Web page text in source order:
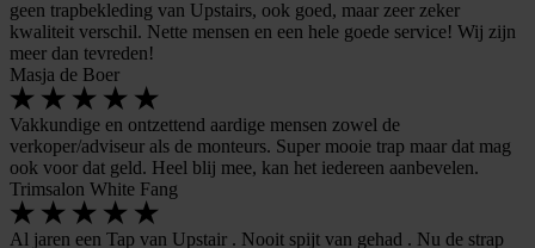
geen trapbekleding van Upstairs, ook goed, maar zeer zeker
kwaliteit verschil. Nette mensen en een hele goede service! Wij zijn
meer dan tevreden!
Masja de Boer
Vakkundige en ontzettend aardige mensen zowel de
verkoper/adviseur als de monteurs. Super mooie trap maar dat mag
ook voor dat geld. Heel blij mee, kan het iedereen aanbevelen.
Trimsalon White Fang
Al jaren een Tap van Upstair . Nooit spijt van gehad . Nu de strap